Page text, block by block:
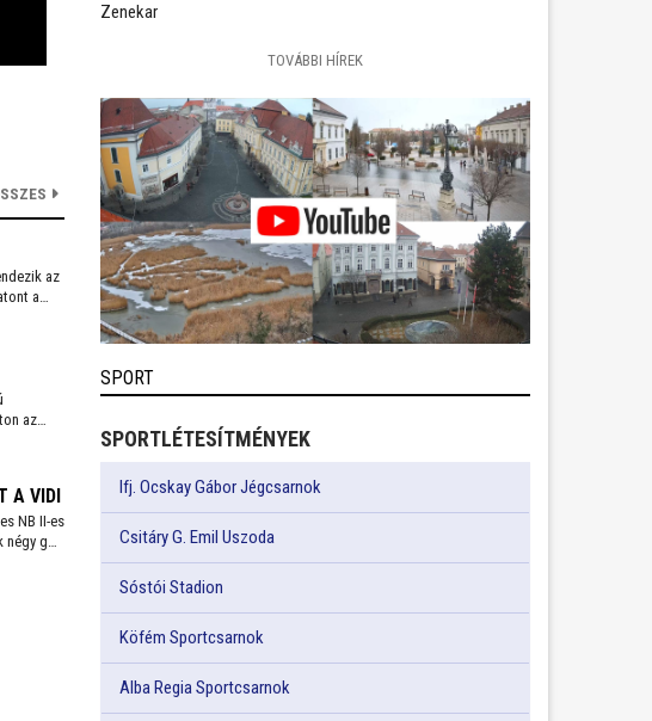
az
a
több
az
NB I-es
A VIDI
NB II-es
gólt
Zenekar
TOVÁBBI HÍREK
SPORT
SPORTLÉTESÍTMÉNYEK
Ifj. Ocskay Gábor Jégcsarnok
Csitáry G. Emil Uszoda
Sóstói Stadion
Köfém Sportcsarnok
Alba Regia Sportcsarnok